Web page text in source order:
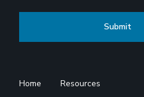
Home
Resources